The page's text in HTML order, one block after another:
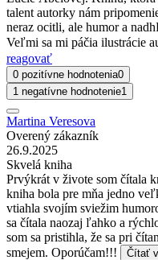
talent autorky nám
neraz ocitli, ale humor a
Veľmi sa mi páčia ilustrácie
reagovať
0 pozitívne hodnotenia0
1 negatívne hodnotenie1
Martina Veresova
Overený zákazník
26.9.2025
Skvelá kniha
Prvýkrát v živote som čítala
kniha bola pre mňa jedno
vtiahla svojím sviežim
sa čítala naozaj ľahko a
som sa pristihla, že sa pri
smejem. Oporúčam!!!
Čítať